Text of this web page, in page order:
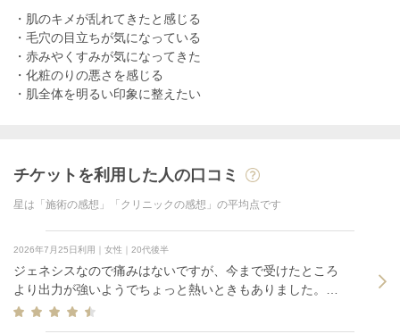
・肌のキメが乱れてきたと感じる
・毛穴の目立ちが気になっている
・赤みやくすみが気になってきた
・化粧のりの悪さを感じる
・肌全体を明るい印象に整えたい
チケットを利用した人の口コミ
星は「施術の感想」「クリニックの感想」の平均点です
2026年7月25日利用｜女性｜20代後半
ジェネシスなので痛みはないですが、今まで受けたところ
より出力が強いようでちょっと熱いときもありました。た
だその分効果も期待できそうなので問題なし。